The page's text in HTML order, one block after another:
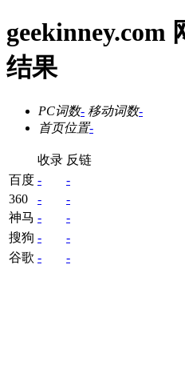
geekinney.com
结果
PC词数- 移动词数-
首页位置-
收录 反链
百度 -
-
360
-
-
神马 -
-
搜狗 -
-
谷歌 - -